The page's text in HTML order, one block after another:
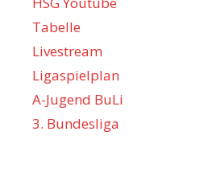
Tabelle
Livestream
Ligaspielplan
A-Jugend BuLi
3. Bundesliga